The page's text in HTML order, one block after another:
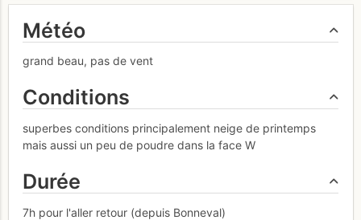
Météo
grand beau, pas de vent
Conditions
superbes conditions principalement neige de printemps
mais aussi un peu de poudre dans la face W
Durée
7h pour l'aller retour (depuis Bonneval)